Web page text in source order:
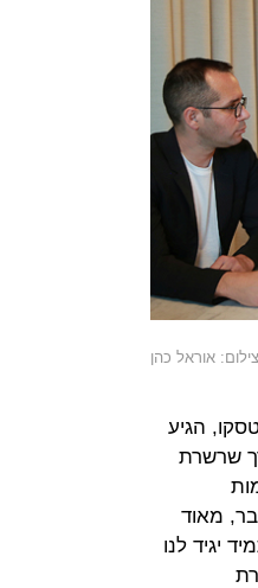
צילום: אוראל כהן
הגיע
שרשרת
מאוד
יגיד לנו